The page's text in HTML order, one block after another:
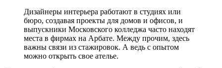
Дизайнеры интерьера работают в студиях или
бюро, создавая проекты для домов и офисов, и
выпускники Московского колледжа часто находят
места в фирмах на Арбате. Между прочим, здесь
важны связи из стажировок. А ведь с опытом
можно открыть свое ателье.